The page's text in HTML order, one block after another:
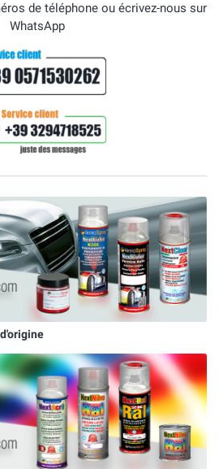
de téléphone ou écrivez-nous sur
WhatsApp